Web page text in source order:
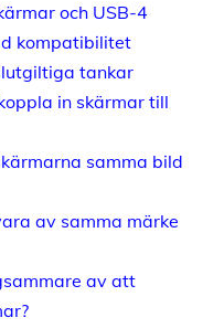
och USB-4
kompatibilitet
tankar
in skärmar till
samma bild
av samma märke
av att